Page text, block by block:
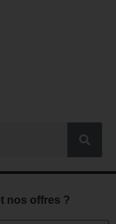
nos offres ?